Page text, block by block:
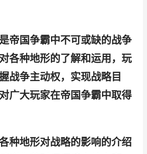
帝国争霸中不可或缺的战争
各种地形的了解和运用，玩
战争主动权，实现战略目
广大玩家在帝国争霸中取得
种地形对战略的影响的介绍